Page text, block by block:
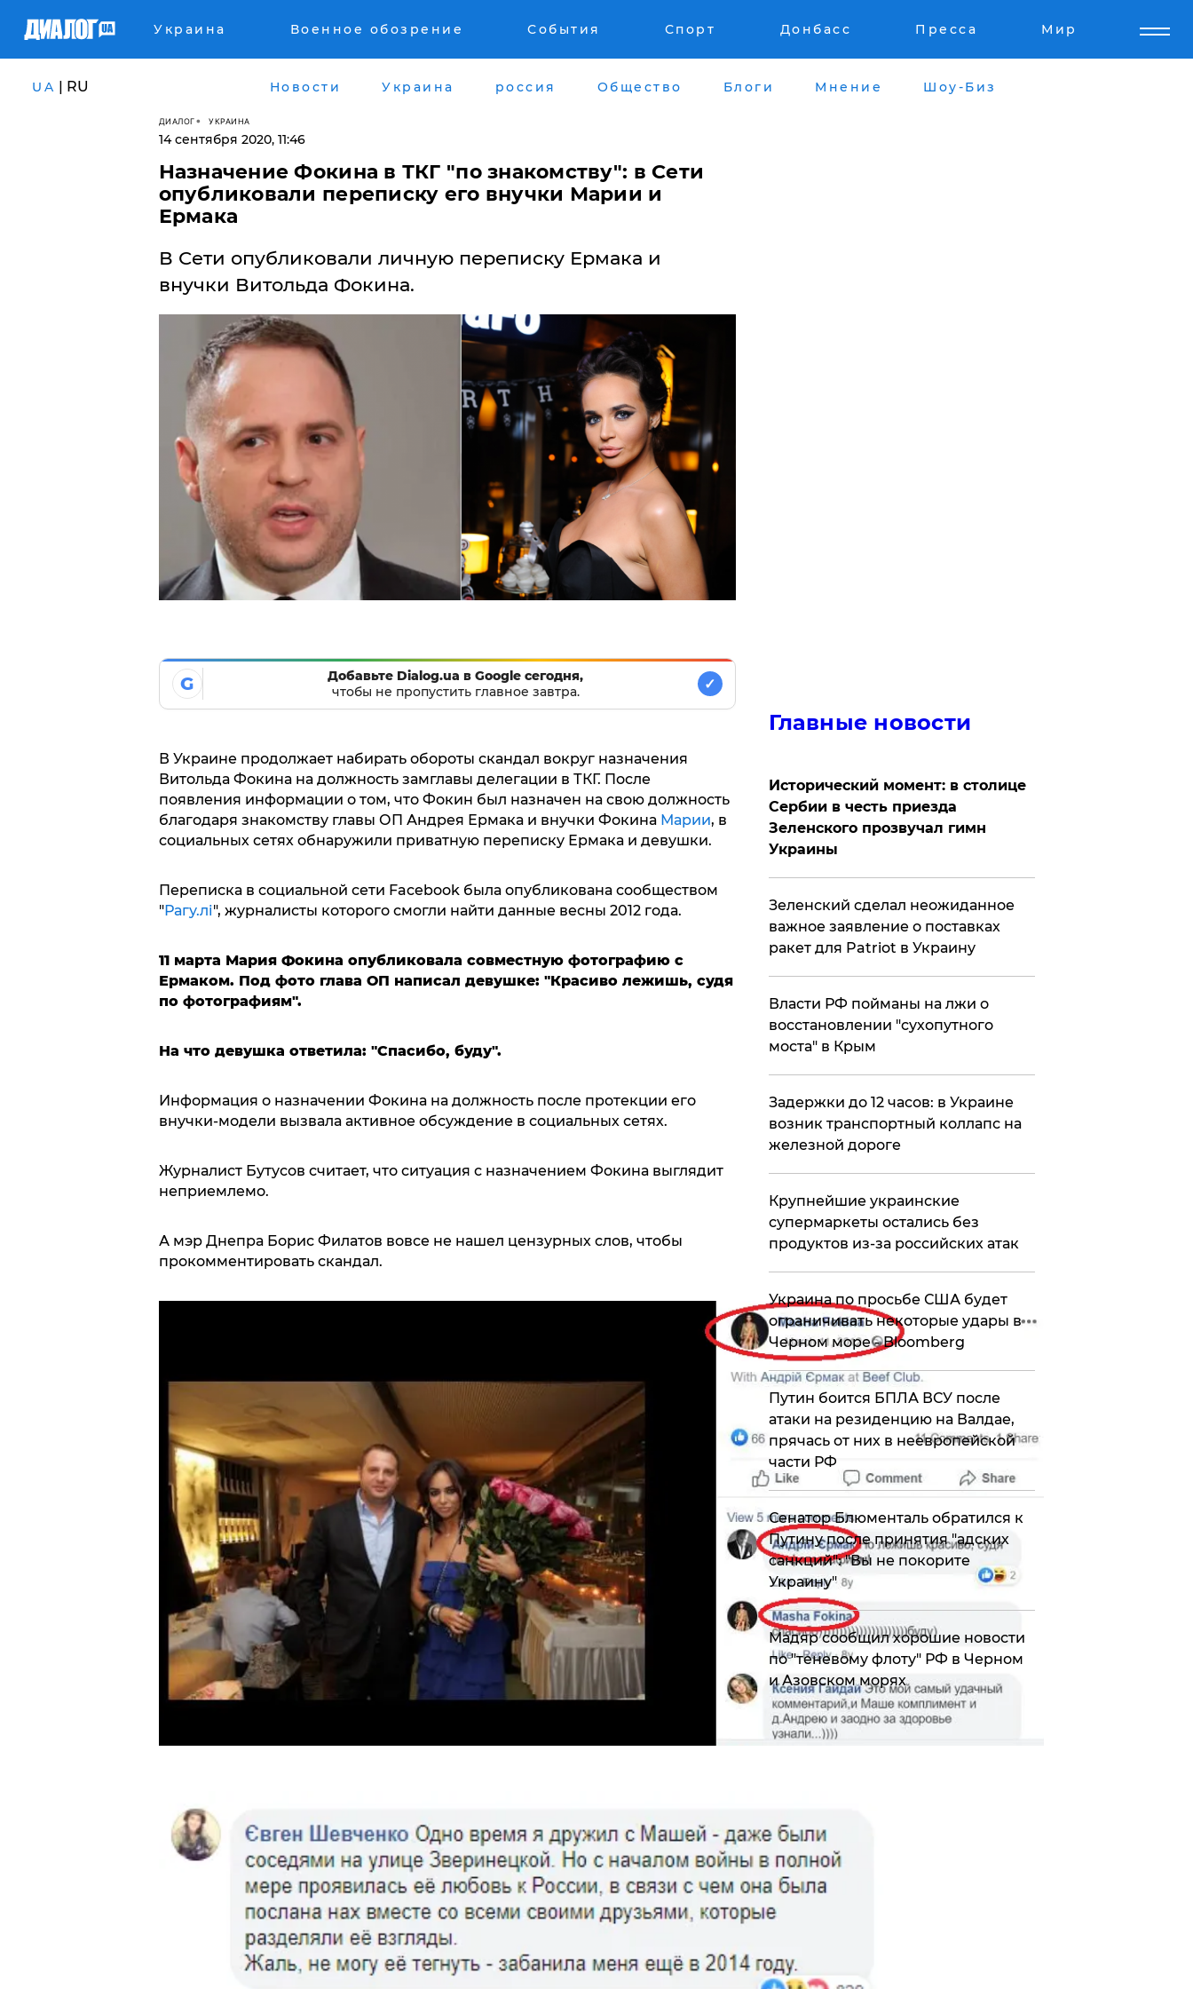
Украина Военное обозрение События Спорт Донбасс Пресса Мир
UA | RU Новости Украина россия Общество Блоги Мнение Шоу-Биз
ДИАЛОГ УКРАИНА
14 сентября 2020, 11:46
Назначение Фокина в ТКГ "по знакомству": в Сети
опубликовали переписку его внучки Марии и
Ермака
​В Сети опубликовали личную переписку Ермака и
внучки Витольда Фокина.
G
Добавьте Dialog.ua в Google сегодня,
чтобы не пропустить главное завтра.
✓
В Украине продолжает набирать обороты скандал вокруг назначения
Витольда Фокина на должность замглавы делегации в ТКГ. После
появления информации о том, что Фокин был назначен на свою должность
благодаря знакомству главы ОП Андрея Ермака и внучки Фокина Марии, в
социальных сетях обнаружили приватную переписку Ермака и девушки.
Переписка в социальной сети Facebook была опубликована сообществом
"Рагу.лі", журналисты которого смогли найти данные весны 2012 года.
11 марта Мария Фокина опубликовала совместную фотографию с
Ермаком. Под фото глава ОП написал девушке: "Красиво лежишь, судя
по фотографиям".
На что девушка ответила: "Спасибо, буду".
Информация о назначении Фокина на должность после протекции его
внучки-модели вызвала активное обсуждение в социальных сетях.
Журналист Бутусов считает, что ситуация с назначением Фокина выглядит
неприемлемо.
А мэр Днепра Борис Филатов вовсе не нашел цензурных слов, чтобы
прокомментировать скандал.
Главные новости
Исторический момент: в столице
Сербии в честь приезда
Зеленского прозвучал гимн
Украины
Зеленский сделал неожиданное
важное заявление о поставках
ракет для Patriot в Украину
Власти РФ пойманы на лжи о
восстановлении "сухопутного
моста" в Крым
Задержки до 12 часов: в Украине
возник транспортный коллапс на
железной дороге
Крупнейшие украинские
супермаркеты остались без
продуктов из-за российских атак
Украина по просьбе США будет
ограничивать некоторые удары в
Черном море - Bloomberg
Путин боится БПЛА ВСУ после
атаки на резиденцию на Валдае,
прячась от них в неевропейской
части РФ
Сенатор Блюменталь обратился к
Путину после принятия "адских
санкций": "Вы не покорите
Украину"
Мадяр сообщил хорошие новости
по "теневому флоту" РФ в Черном
и Азовском морях